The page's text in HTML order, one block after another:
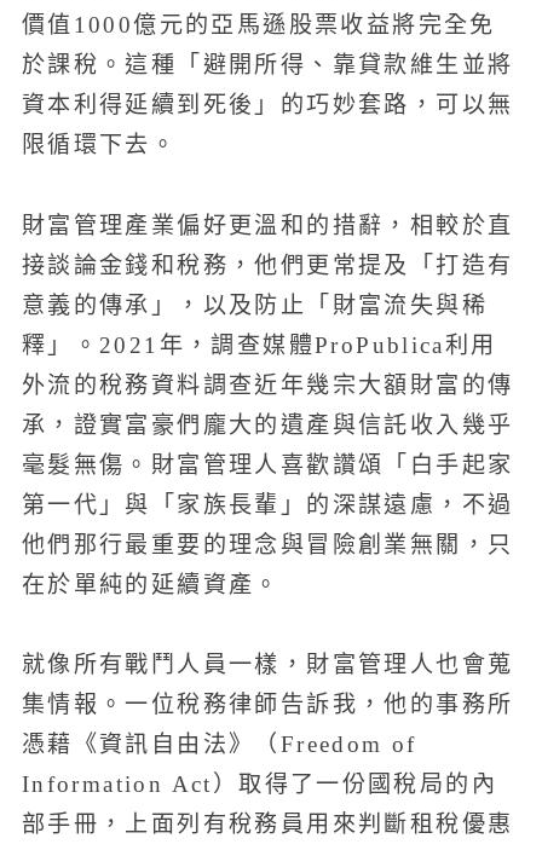
價值1000億元的亞馬遜股票收益將完全免
於課稅。這種「避開所得、靠貸款維生並將
資本利得延續到死後」的巧妙套路，可以無
限循環下去。
財富管理產業偏好更溫和的措辭，相較於直
接談論金錢和稅務，他們更常提及「打造有
意義的傳承」，以及防止「財富流失與稀
釋」。2021年，調查媒體ProPublica利用
外流的稅務資料調查近年幾宗大額財富的傳
承，證實富豪們龐大的遺產與信託收入幾乎
毫髮無傷。財富管理人喜歡讚頌「白手起家
第一代」與「家族長輩」的深謀遠慮，不過
他們那行最重要的理念與冒險創業無關，只
在於單純的延續資產。
就像所有戰鬥人員一樣，財富管理人也會蒐
集情報。一位稅務律師告訴我，他的事務所
憑藉《資訊自由法》（Freedom of
Information Act）取得了一份國稅局的內
部手冊，上面列有稅務員用來判斷租稅優惠